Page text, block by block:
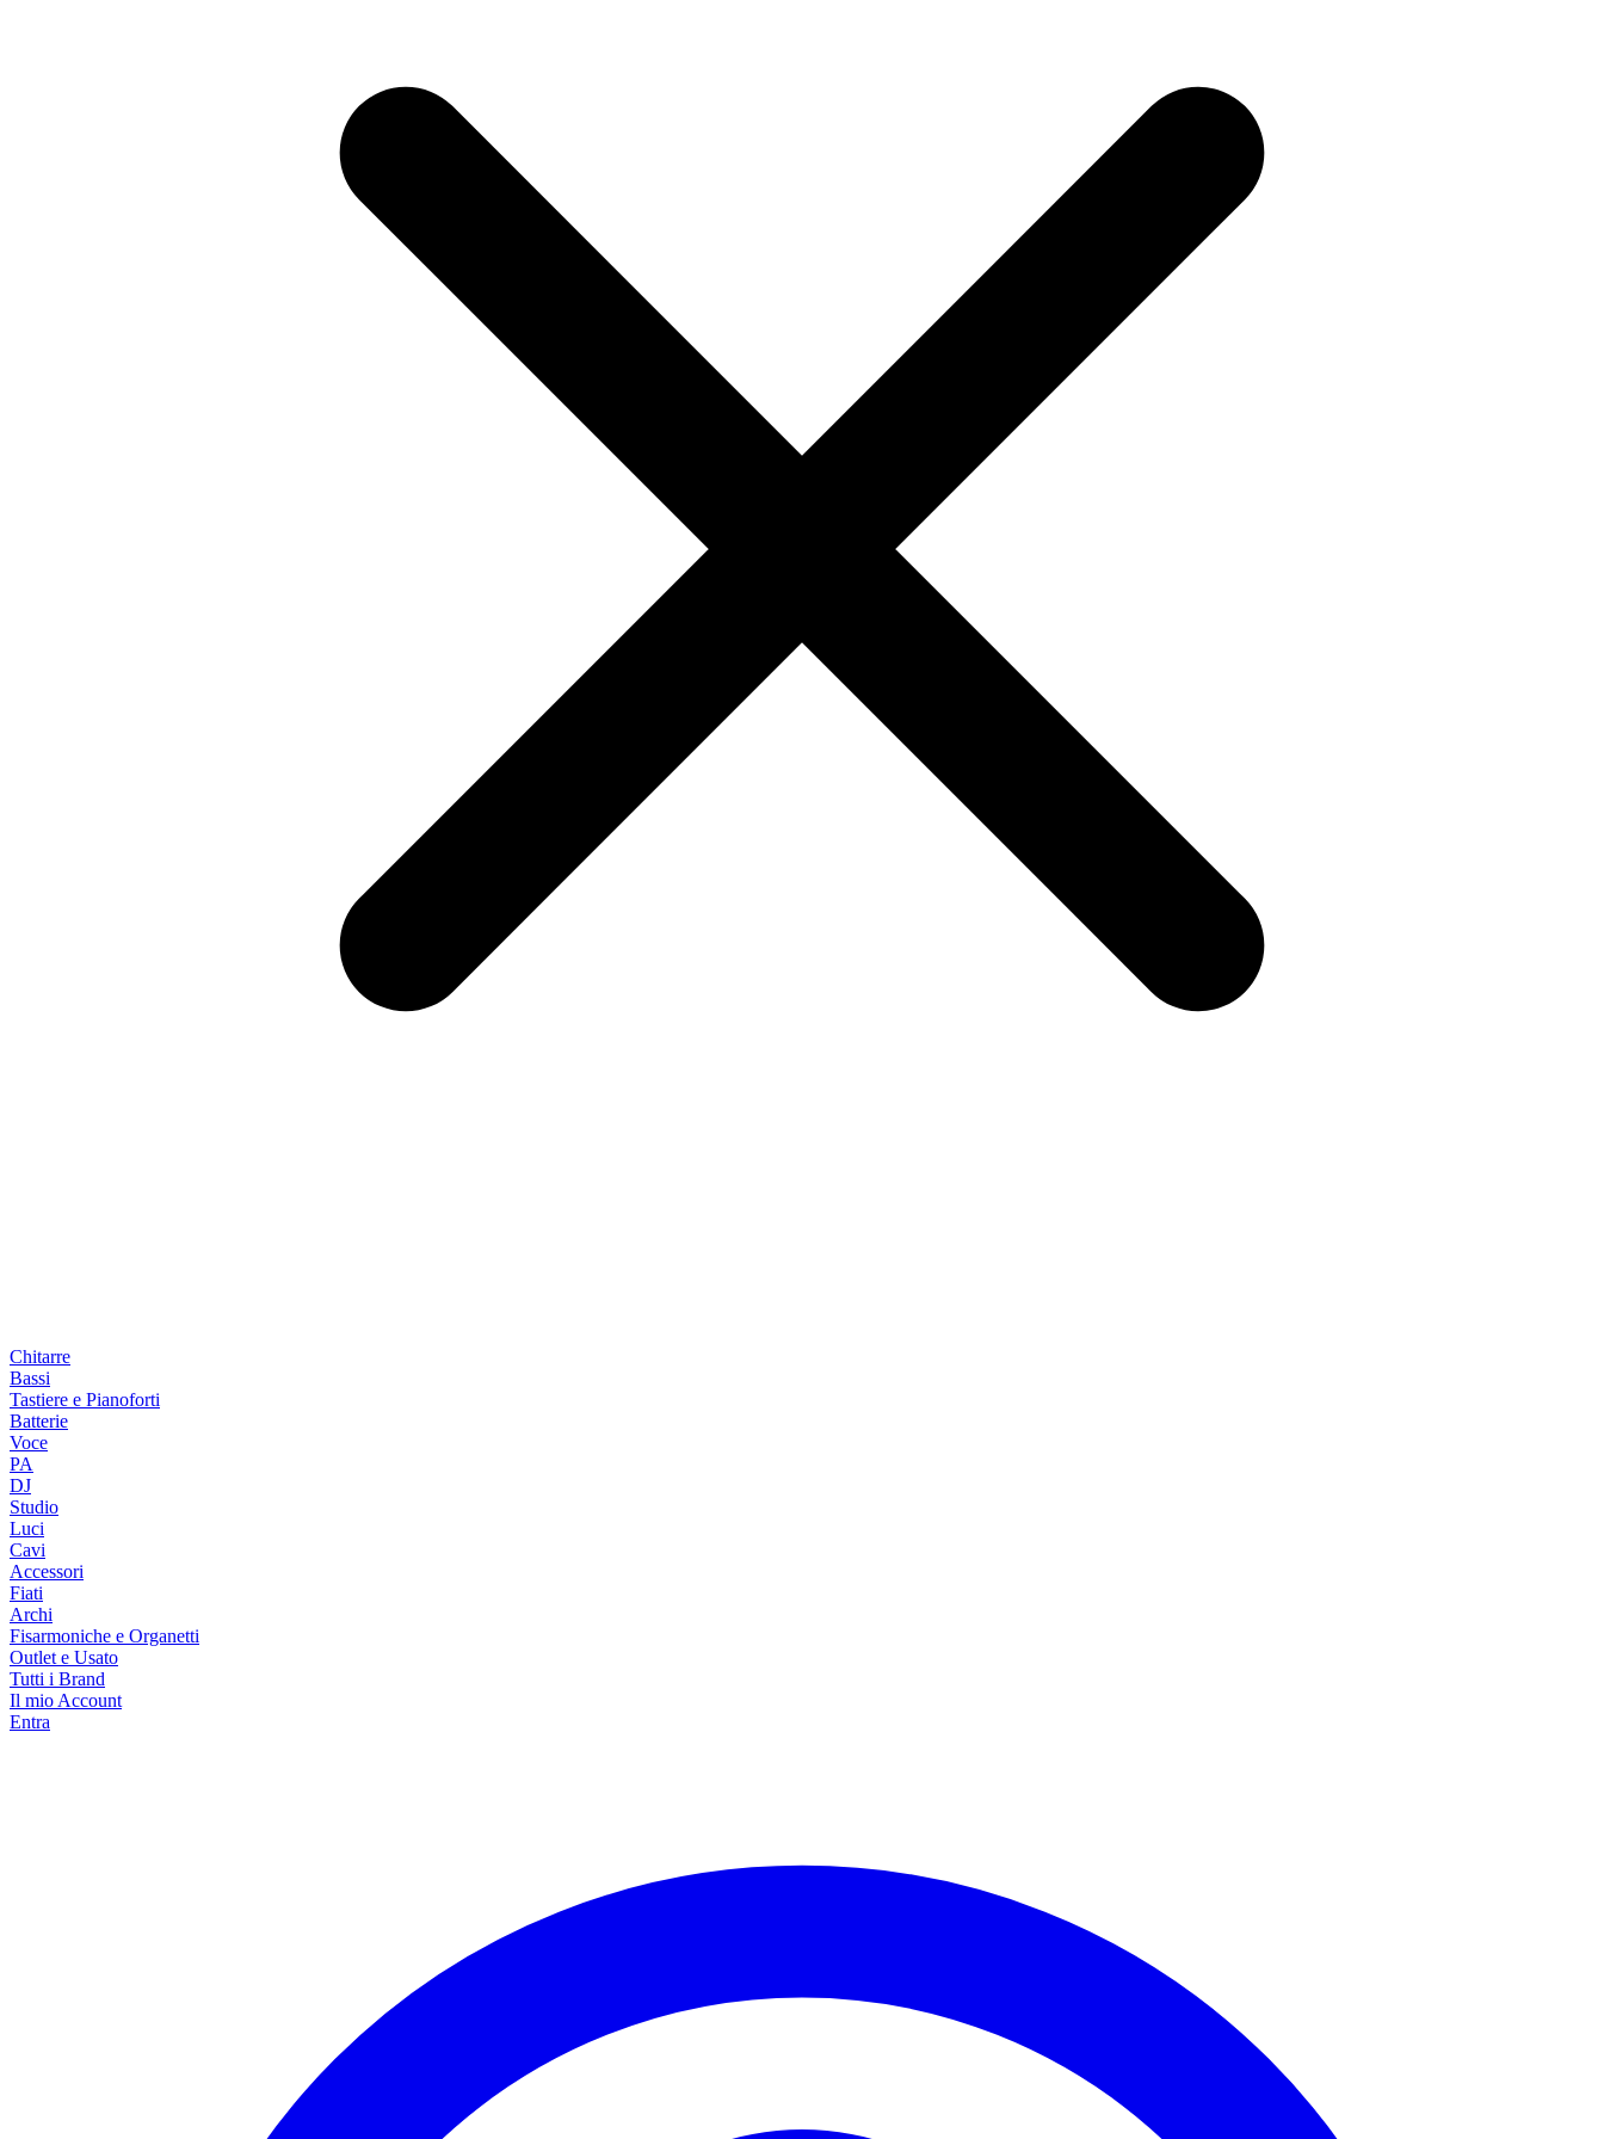
Chitarre
Bassi
Tastiere e Pianoforti
Batterie
Voce
PA
DJ
Studio
Luci
Cavi
Accessori
Fiati
Archi
Fisarmoniche e Organetti
Outlet e Usato
Tutti i Brand
Il mio Account
Entra